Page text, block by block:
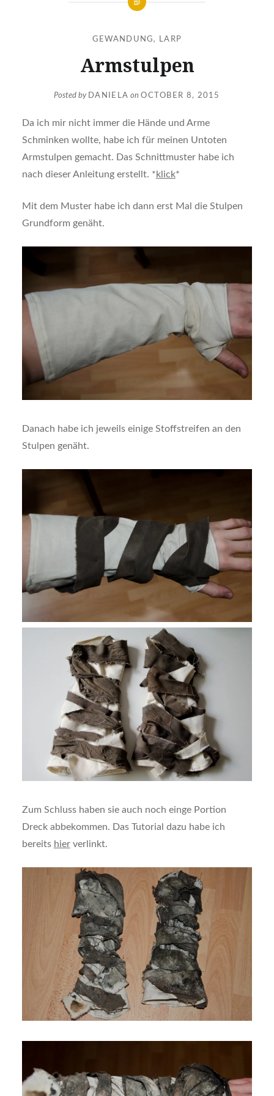
GEWANDUNG, LARP
Armstulpen
Posted by DANIELA onOCTOBER 8, 2015
Da ich mir nicht immer die Hände und Arme
Schminken wollte, habe ich für meinen Untoten
Armstulpen gemacht. Das Schnittmuster habe ich
nach dieser Anleitung erstellt. *klick*
Mit dem Muster habe ich dann erst Mal die Stulpen
Grundform genäht.
Danach habe ich jeweils einige Stoffstreifen an den
Stulpen genäht.
Zum Schluss haben sie auch noch einge Portion
Dreck abbekommen. Das Tutorial dazu habe ich
bereits hierverlinkt.